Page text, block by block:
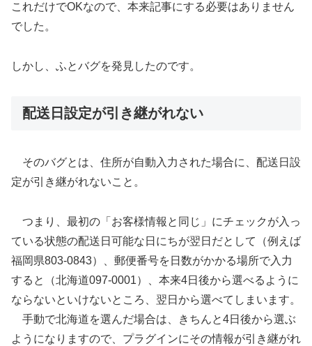
これだけでOKなので、本来記事にする必要はありません
でした。
しかし、ふとバグを発見したのです。
配送日設定が引き継がれない
そのバグとは、住所が自動入力された場合に、配送日設
定が引き継がれないこと。
つまり、最初の「お客様情報と同じ」にチェックが入っ
ている状態の配送日可能な日にちが翌日だとして（例えば
福岡県803-0843）、郵便番号を日数がかかる場所で入力
すると（北海道097-0001）、本来4日後から選べるように
ならないといけないところ、翌日から選べてしまいます。
手動で北海道を選んだ場合は、きちんと4日後から選ぶ
ようになりますので、プラグインにその情報が引き継がれ